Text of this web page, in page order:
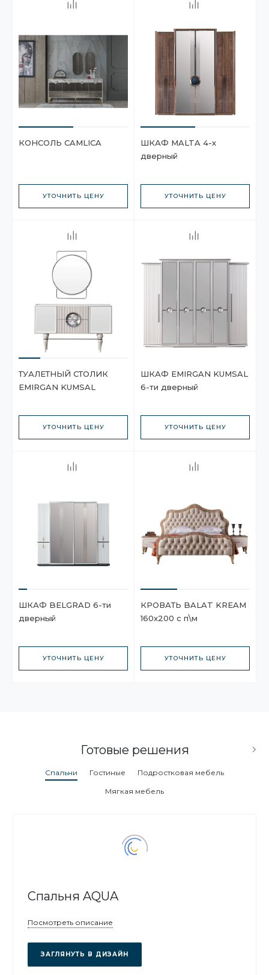
КОНСОЛЬ CAMLICA
УТОЧНИТЬ ЦЕНУ
ШКАФ MALTA 4-х
дверный
УТОЧНИТЬ ЦЕНУ
ТУАЛЕТНЫЙ СТОЛИК
EMIRGAN KUMSAL
УТОЧНИТЬ ЦЕНУ
ШКАФ EMIRGAN KUMSAL
6-ти дверный
УТОЧНИТЬ ЦЕНУ
ШКАФ BELGRAD 6-ти
дверный
УТОЧНИТЬ ЦЕНУ
КРОВАТЬ BALAT KREAM
160x200 c п\м
УТОЧНИТЬ ЦЕНУ
Готовые решения
Спальни Гостиные Подростковая мебель
Мягкая мебель